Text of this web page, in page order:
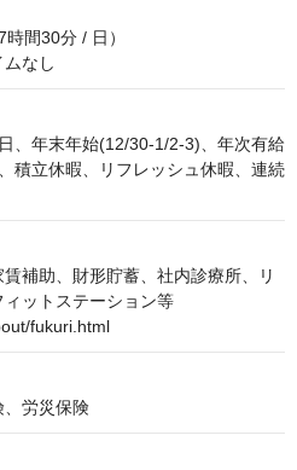
間30分 / 日）
なし
、年末年始(12/30-1/2-3)、年次有給
積立休暇、リフレッシュ休暇、連続
補助、財形貯蓄、社内診療所、リ
ットステーション等
fukuri.html
、労災保険